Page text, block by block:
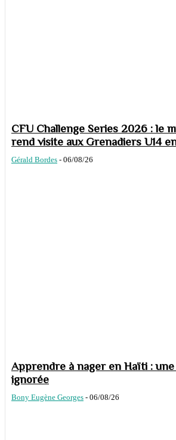
CFU Challenge Series 2026 : le
rend visite aux Grenadiers U14
Gérald Bordes - 06/08/26
Apprendre à nager en Haïti :
ignorée
Bony Eugène Georges - 06/08/26